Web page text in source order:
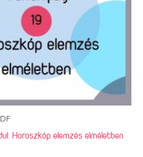
Horoszkóp elemzés elméletben